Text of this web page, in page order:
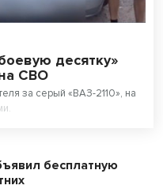
десятку»
СВО
за серый «ВАЗ-2110», на
бесплатную